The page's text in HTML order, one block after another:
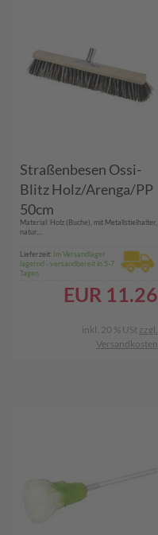
Straßenbesen Ossi-
Blitz Holz/Arenga/PP
50cm
Material: Holz (Buche), mit Metallstielhalter,
natur,...
Lieferzeit: Im Versandlager
lagernd - versandbereit in 5-7
Tagen
EUR 11.26
inkl. 20 % USt zzgl.
Versandkosten